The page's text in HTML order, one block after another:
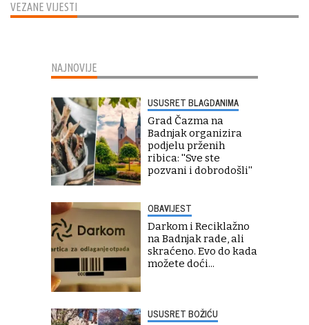
VEZANE VIJESTI
NAJNOVIJE
USUSRET BLAGDANIMA
Grad Čazma na
Badnjak organizira
podjelu prženih
ribica: ''Sve ste
pozvani i dobrodošli''
OBAVIJEST
Darkom i Reciklažno
na Badnjak rade, ali
skraćeno. Evo do kada
možete doći...
USUSRET BOŽIĆU